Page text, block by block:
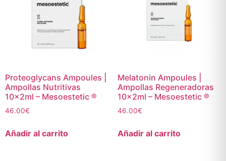
Proteoglycans Ampoules |
Ampollas Nutritivas
10x2ml – Mesoestetic ®
46.00€
Añadir al carrito
Melatonin Ampoules |
Ampollas Regeneradoras
10x2ml – Mesoestetic ®
46.00€
Añadir al carrito